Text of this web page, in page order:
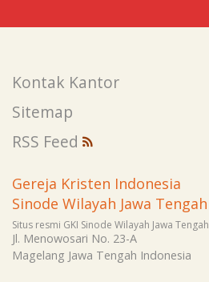
Kontak Kantor
Sitemap
RSS Feed
Gereja Kristen Indonesia
Sinode Wilayah Jawa Tengah
Situs resmi GKI Sinode Wilayah Jawa Tengah
Jl. Menowosari No. 23-A
Magelang Jawa Tengah Indonesia